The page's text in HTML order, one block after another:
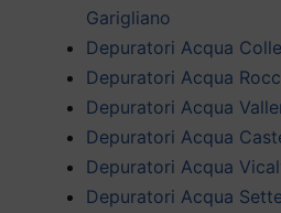
Garigliano
Depuratori Acqua
Depuratori Acqua
Depuratori Acqua
Depuratori Acqua
Depuratori Acqua
Depuratori Acqua